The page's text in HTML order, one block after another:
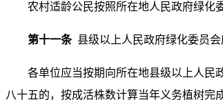
农村适龄公民按照所在地人民政府绿化
第十一条 县级以上人民政府绿化委员
各单位应当按期向所在地县级以上人民
八十五的，按成活株数计算当年义务植树完